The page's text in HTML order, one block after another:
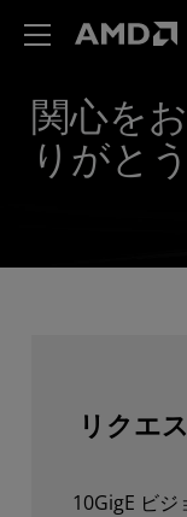
関心を
りがと
リクエ
10GigE ビ